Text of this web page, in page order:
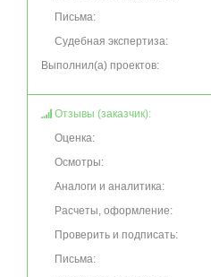
Письма:
Судебная экспертиза:
Выполнил(а) проектов:
Отзывы (заказчик):
Оценка:
Осмотры:
Аналоги и аналитика:
Расчеты, оформление:
Проверить и подписать:
Письма: